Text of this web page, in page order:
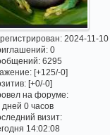
: 2024-11-10
0
6295
[+125/-0]
[+0/-0]
на форуме:
дней 0 часов
визит:
14:02:08